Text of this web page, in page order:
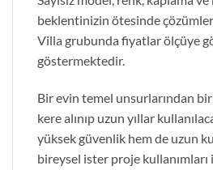
beklentinizin ötesinde çözümler
Villa grubunda fiyatlar ölçüye
göstermektedir.
Bir evin temel unsurlarından
kere alınıp uzun yıllar
yüksek güvenlik hem de uzun
bireysel ister proje